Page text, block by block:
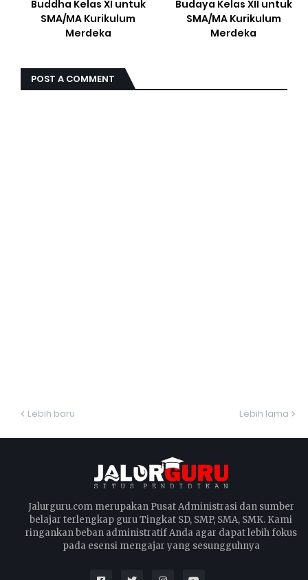
Buddha Kelas XI untuk
SMA/MA Kurikulum
Merdeka
Budaya Kelas XII untuk
SMA/MA Kurikulum
Merdeka
POST A COMMENT
Lebih baru Lebih lama
Jalurguru.com merupakan Pusat Administrasi dan sumber
belajar terlengkap guru Tingkat SD, SMP, SMA, SMK. Kami
ringankan beban administratif Anda agar dapat lebih fokus
pada esensi mengajar yang sesungguhnya